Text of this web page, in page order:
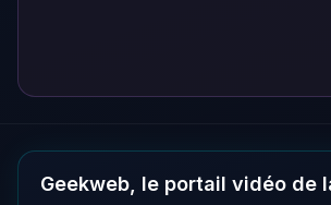
Geekweb, le portail vidéo de